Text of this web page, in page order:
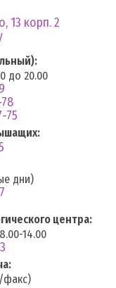
13 корп. 2
до 20.00
75
дни)
центра:
14.00
факс)